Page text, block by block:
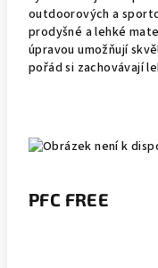
outdoorových a
prodyšné a lehké
úpravou umožňují
pořád si zachovávají
PFC FREE